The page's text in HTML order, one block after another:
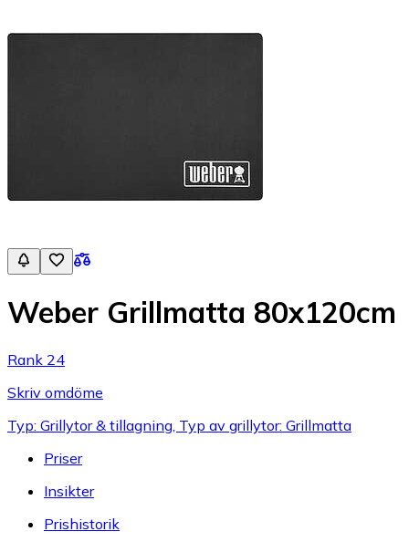
Weber Grillmatta 80x120cm
Rank 24
Skriv omdöme
Typ: Grillytor & tillagning, Typ av grillytor: Grillmatta
Priser
Insikter
Prishistorik